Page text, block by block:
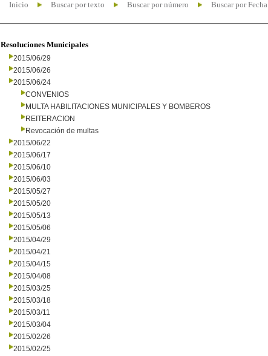
Inicio Buscar por texto Buscar por número Buscar por Fecha
Resoluciones Municipales
2015/06/29
2015/06/26
2015/06/24
CONVENIOS
MULTA HABILITACIONES MUNICIPALES Y BOMBEROS
REITERACION
Revocación de multas
2015/06/22
2015/06/17
2015/06/10
2015/06/03
2015/05/27
2015/05/20
2015/05/13
2015/05/06
2015/04/29
2015/04/21
2015/04/15
2015/04/08
2015/03/25
2015/03/18
2015/03/11
2015/03/04
2015/02/26
2015/02/25